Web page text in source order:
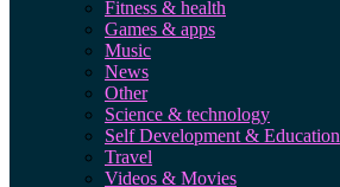
Fitness & health
Games & apps
Music
News
Other
Science & technology
Self Development & Education
Travel
Videos & Movies